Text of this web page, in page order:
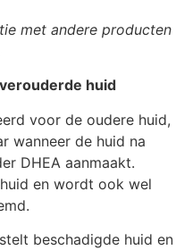
met andere producten
huid
voor de oudere huid,
wanneer de huid na
DHEA aanmaakt.
en wordt ook wel
beschadigde huid en